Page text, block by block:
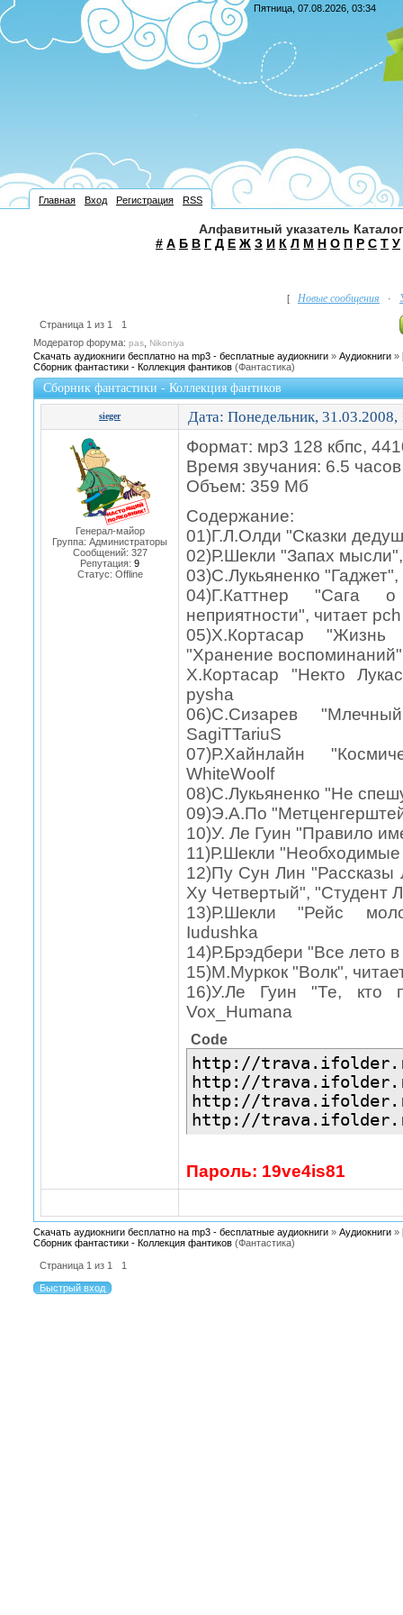
Пятница, 07.08.2026, 03:34
Главная Вход Регистрация RSS
Алфавитный указатель
# А Б В Г Д Е Ж З И К Л М Н О П Р С Т У
[ Новые сообщения ·
Страница 1 из 1
1
Модератор форума: pas Nikoniya
Скачать аудиокниги бесплатно на mp3 - бесплатные аудиокниги » Аудиокниги »
Сборник фантастики - Коллекция фантиков (Фантастика)
Сборник фантастики - Коллекция фантиков
sieger Дата: Понедельник,
Генерал-майор
Группа: Администраторы
Сообщений: 327
Репутация: 9
Статус: Offline
Формат: мр3 128 кбпс,
Время звучания: 6.5 часов
Объем: 359 Мб
Содержание:
01)Г.Л.Олди "Сказки
02)Р.Шекли "Запах
03)C.Лукьяненко
04)Г.Каттнер "Сага
неприятности", читает pch
05)Х.Кортасар
"Хранение
Х.Кортасар "Некто
pysha
06)С.Сизарев
SagiTTariuS
07)Р.Хайнлайн
WhiteWoolf
08)С.Лукьяненко "Не
09)Э.А.По
10)У. Ле Гуин "Правило
11)Р.Шекли
12)Пу Сун Лин "Рассказы
Ху Четвертый", "Студент
13)Р.Шекли "Рейс
Iudushka
14)Р.Брэдбери "Все лето
15)М.Муркок "Волк",
16)У.Ле Гуин "Те, кто
Vox_Humana
Code
http://
http://
http://
http://
Пароль: 19ve4is81
Скачать аудиокниги бесплатно на mp3 - бесплатные аудиокниги » Аудиокниги »
Сборник фантастики - Коллекция фантиков (Фантастика)
Страница 1 из 1 1